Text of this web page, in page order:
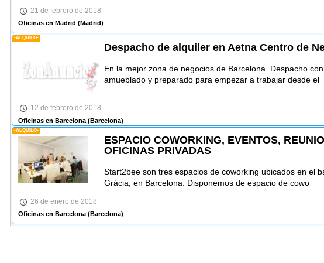
21 de febrero de 2018
Oficinas en Madrid (Madrid)
-ALQUILO-
Despacho de alquiler en Aetna Centro de
En la mejor zona de negocios de Barcelona. Despacho
amueblado y preparado para empezar a trabajar desde el
12 de febrero de 2018
Oficinas en Barcelona(Barcelona)
-ALQUILO-
ESPACIO COWORKING, EVENTOS,
OFICINAS PRIVADAS
Start2bee son tres espacios de coworking ubicados en el
Gràcia, en Barcelona. Disponemos de espacio de cowo
26 de enero de 2018
Oficinas en Barcelona(Barcelona)